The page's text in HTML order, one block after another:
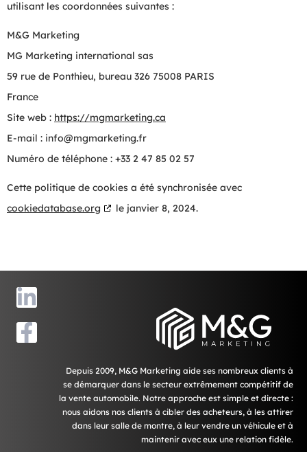
utilisant les coordonnées suivantes :
M&G Marketing
MG Marketing international sas
59 rue de Ponthieu, bureau 326 75008 PARIS
France
Site web : https://mgmarketing.ca
E-mail : info@mgmarketing.fr
Numéro de téléphone : +33 2 47 85 02 57
Cette politique de cookies a été synchronisée avec
cookiedatabase.org
le janvier 8, 2024.
Depuis 2009, M&G Marketing aide ses nombreux clients à
se démarquer dans le secteur extrêmement compétitif de
la vente automobile. Notre approche est simple et directe :
nous aidons nos clients à cibler des acheteurs, à les attirer
dans leur salle de montre, à leur vendre un véhicule et à
maintenir avec eux une relation fidèle.